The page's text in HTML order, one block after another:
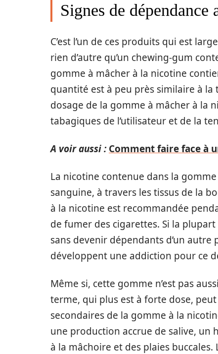
Signes de
C’est l’un de ces produits qui est
rien d’autre qu’un chewing-gum
gomme à mâcher à la nicotine
quantité est à peu près similaire à la
dosage de la gomme à mâcher à la
tabagiques de l’utilisateur et de la
A voir aussi : Comment faire face à
La nicotine contenue dans la
sanguine, à travers les tissus de la
à la nicotine est recommandée
de fumer des cigarettes. Si la
sans devenir dépendants d’un autre
développent une addiction pour ce
Même si, cette gomme n’est pas
terme, qui plus est à forte dose,
secondaires de la gomme à la
une production accrue de salive,
à la mâchoire et des plaies